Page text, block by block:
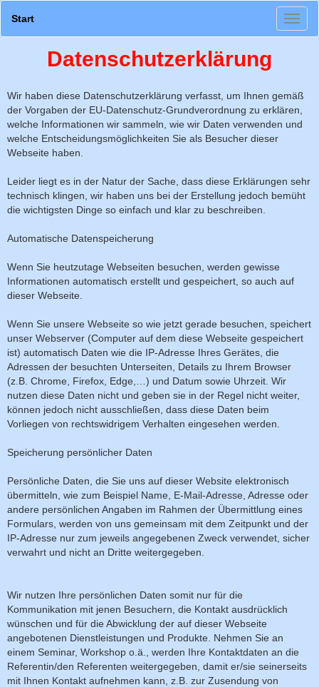
Start
Datenschutzerklärung
Wir haben diese Datenschutzerklärung verfasst, um Ihnen gemäß
der Vorgaben der EU-Datenschutz-Grundverordnung zu erklären,
welche Informationen wir sammeln, wie wir Daten verwenden und
welche Entscheidungsmöglichkeiten Sie als Besucher dieser
Webseite haben.
Leider liegt es in der Natur der Sache, dass diese Erklärungen sehr
technisch klingen, wir haben uns bei der Erstellung jedoch bemüht
die wichtigsten Dinge so einfach und klar zu beschreiben.
Automatische Datenspeicherung
Wenn Sie heutzutage Webseiten besuchen, werden gewisse
Informationen automatisch erstellt und gespeichert, so auch auf
dieser Webseite.
Wenn Sie unsere Webseite so wie jetzt gerade besuchen, speichert
unser Webserver (Computer auf dem diese Webseite gespeichert
ist) automatisch Daten wie die IP-Adresse Ihres Gerätes, die
Adressen der besuchten Unterseiten, Details zu Ihrem Browser
(z.B. Chrome, Firefox, Edge,…) und Datum sowie Uhrzeit. Wir
nutzen diese Daten nicht und geben sie in der Regel nicht weiter,
können jedoch nicht ausschließen, dass diese Daten beim
Vorliegen von rechtswidrigem Verhalten eingesehen werden.
Speicherung persönlicher Daten
Persönliche Daten, die Sie uns auf dieser Website elektronisch
übermitteln, wie zum Beispiel Name, E-Mail-Adresse, Adresse oder
andere persönlichen Angaben im Rahmen der Übermittlung eines
Formulars, werden von uns gemeinsam mit dem Zeitpunkt und der
IP-Adresse nur zum jeweils angegebenen Zweck verwendet, sicher
verwahrt und nicht an Dritte weitergegeben.
Wir nutzen Ihre persönlichen Daten somit nur für die
Kommunikation mit jenen Besuchern, die Kontakt ausdrücklich
wünschen und für die Abwicklung der auf dieser Webseite
angebotenen Dienstleistungen und Produkte. Nehmen Sie an
einem Seminar, Workshop o.ä., werden Ihre Kontaktdaten an die
Referentin/den Referenten weitergegeben, damit er/sie seinerseits
mit Ihnen Kontakt aufnehmen kann, z.B. zur Zusendung von